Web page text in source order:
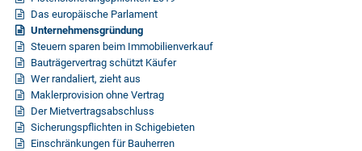
Familie
Wichtige Vertragsklauseln bei Kauf-
und Übergabeverträgen
Check dein Recht/Erbrecht
Schenkung von Immobilien
Checklisten: Haus-, Wohnungs- und
Grundstückkauf
Checkliste: Immobilienertragssteuer
Das europäische Parlament
Unternehmensgründung
Steuern sparen beim Immobilienverkauf
Bauträgervertrag schützt Käufer
Wer randaliert, zieht aus
Maklerprovision ohne Vertrag
Der Mietvertragsabschluss
Sicherungspflichten in Schigebieten
Einschränkungen für Bauherren